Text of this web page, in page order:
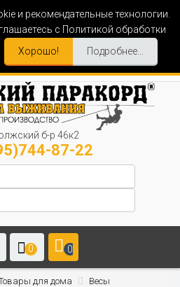
и рекомендательные технологии.
с Политикой обработки
Хорошо! Подробнее...
б-р 46к2
87-22
0 0
для дома Весы